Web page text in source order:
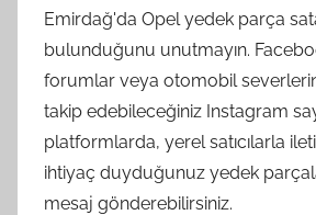
Emirdağ'da Opel yedek parça
bulunduğunu unutmayın.
forumlar veya otomobil severlerin
takip edebileceğiniz Instagram
platformlarda, yerel satıcılarla
ihtiyaç duyduğunuz yedek
mesaj gönderebilirsiniz.